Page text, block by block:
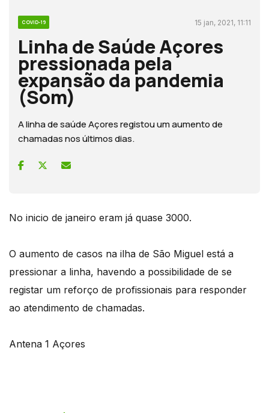
COVID-19 15 jan, 2021, 11:11
Linha de Saúde Açores
pressionada pela
expansão da pandemia
(Som)
A linha de saúde Açores registou um aumento de
chamadas nos últimos dias.
No inicio de janeiro eram já quase 3000.
O aumento de casos na ilha de São Miguel está a
pressionar a linha, havendo a possibilidade de se
registar um reforço de profissionais para responder
ao atendimento de chamadas.
Antena 1 Açores